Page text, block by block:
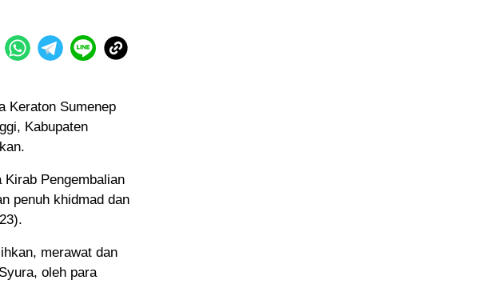
Keraton Sumenep
Kabupaten
Pengembalian
penuh khidmad dan
merawat dan
oleh para